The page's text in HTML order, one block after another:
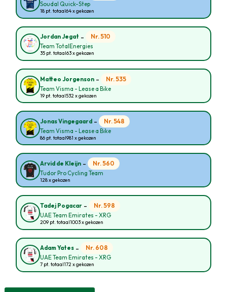
Soudal Quick-Step
18 pt. totaal64 x gekozen
Jordan Jegat - Nr. 510
Team TotalEnergies
35 pt. totaal63 x gekozen
Matteo Jorgenson - Nr. 535
Team Visma - Lease a Bike
19 pt. totaal532 x gekozen
Jonas Vingegaard - Nr. 548
Team Visma - Lease a Bike
86 pt. totaal981 x gekozen
Arvid de Kleijn - Nr. 560
Tudor Pro Cycling Team
128 x gekozen
Tadej Pogacar - Nr. 598
UAE Team Emirates - XRG
209 pt. totaal1003 x gekozen
Adam Yates - Nr. 608
UAE Team Emirates - XRG
7 pt. totaal172 x gekozen